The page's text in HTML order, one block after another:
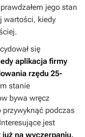
jego stan
wartości, kiedy
się
aplikacja firmy
rzędu 25-
stanie
bywa wręcz
podczas
jest
na wyczerpaniu,